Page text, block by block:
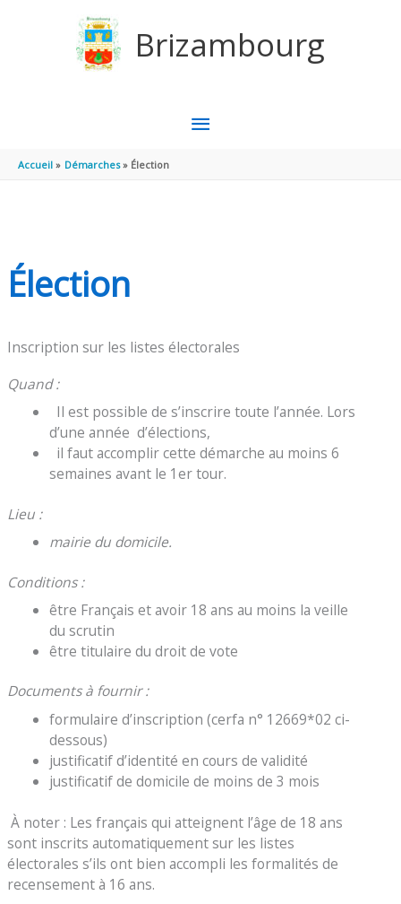
Brizambourg
MENU
Accueil Démarches Élection
Élection
Inscription sur les listes électorales
Quand :
Il est possible de s’inscrire toute l’année. Lors
d’une année d’élections,
il faut accomplir cette démarche au moins 6
semaines avant le 1er tour.
Lieu :
mairie du domicile.
Conditions :
être Français et avoir 18 ans au moins la veille
du scrutin
être titulaire du droit de vote
Documents à fournir :
formulaire d’inscription (cerfa n° 12669*02 ci-
dessous)
justificatif d’identité en cours de validité
justificatif de domicile de moins de 3 mois
À noter : Les français qui atteignent l’âge de 18 ans
sont inscrits automatiquement sur les listes
électorales s’ils ont bien accompli les formalités de
recensement à 16 ans.